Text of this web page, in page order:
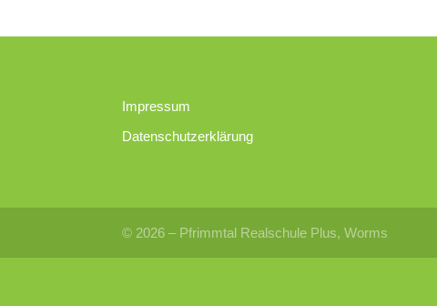
Impressum
Datenschutzerklärung
© 2026 – Pfrimmtal Realschule Plus, Worms